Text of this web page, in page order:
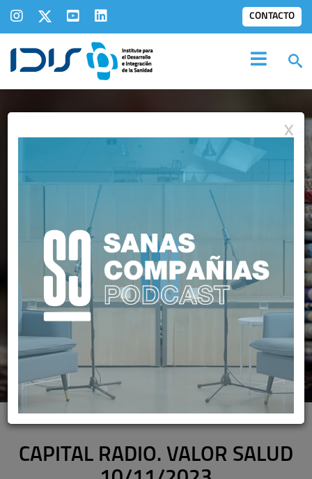
CONTACTO
IDIS EN LOSMEDIOS
CAPITAL RADIO. VALOR SALUD
X